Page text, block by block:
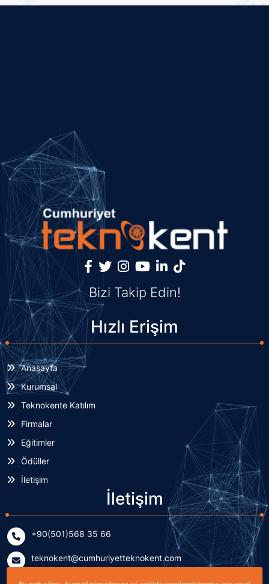
Bizi Takip Edin!
Hızlı Erişim
Anasayfa
Kurumsal
Teknokente Katılım
Firmalar
Eğitimler
Ödüller
İletişim
İletişim
+90(501)568 35 66
teknokent@cumhuriyetteknokent.com
Yenişehir Mahallesi Kardeşler Caddesi No: 7/2 (B Blok)